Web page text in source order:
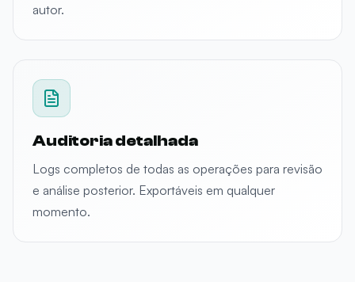
autor.
Auditoria detalhada
Logs completos de todas as operações para revisão
e análise posterior. Exportáveis em qualquer
momento.